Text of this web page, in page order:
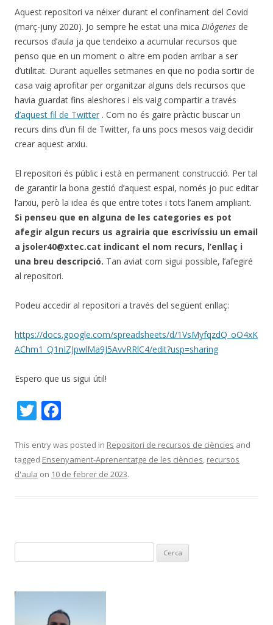
Aquest repositori va néixer durant el confinament del Covid
(març-juny 2020). Jo sempre he estat una mica Diògenes de
recursos d’aula ja que tendeixo a acumular recursos que
penso que en un moment o altre em poden arribar a ser
d’utilitat. Durant aquelles setmanes en que no podia sortir de
casa vaig aprofitar per organitzar alguns dels recursos que
havia guardat fins aleshores i els vaig compartir a través
d’aquest fil de Twitter . Com no és gaire pràctic buscar un
recurs dins d’un fil de Twitter, fa uns pocs mesos vaig decidir
crear aquest arxiu.
El repositori és públic i està en permanent construcció. Per tal
de garantir la bona gestió d’aquest espai, només jo puc editar
l’arxiu, però la idea és que entre totes i tots l’anem ampliant.
Si penseu que en alguna de les categories es pot
afegir algun recurs us agrairia que escrivíssiu un email
a jsoler40@xtec.cat indicant el nom recurs, l’enllaç i
una breu descripció. Tan aviat com sigui possible, l’afegiré
al repositori.
Podeu accedir al repositori a través del següent enllaç:
https://docs.google.com/spreadsheets/d/1VsMyfqzdQ_oO4xK
AChm1_Q1nIZJpwlMa9J5AvvRRlC4/edit?usp=sharing
Espero que us sigui útil!
T
itt
er
e
b
This entry was posted in Repositori de recursos de ciències and
tagged Ensenyament-Aprenentatge de les ciències, recursos
d'aula on 10 de febrer de 2023.
e
c